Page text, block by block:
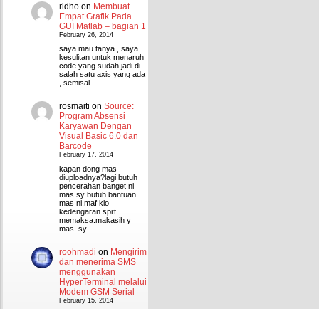
ridho on Membuat
Empat Grafik Pada
GUI Matlab – bagian 1
February 26, 2014
saya mau tanya , saya
kesulitan untuk menaruh
code yang sudah jadi di
salah satu axis yang ada
, semisal…
rosmaiti on Source:
Program Absensi
Karyawan Dengan
Visual Basic 6.0 dan
Barcode
February 17, 2014
kapan dong mas
diuploadnya?lagi butuh
pencerahan banget ni
mas.sy butuh bantuan
mas ni.maf klo
kedengaran sprt
memaksa.makasih y
mas. sy…
roohmadi on Mengirim
dan menerima SMS
menggunakan
HyperTerminal melalui
Modem GSM Serial
February 15, 2014